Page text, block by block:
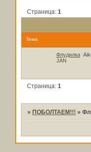
Страница: 1
Тема
Флудилка
JAN
Страница: 1
» ПОБОЛТАЕМ!!! »